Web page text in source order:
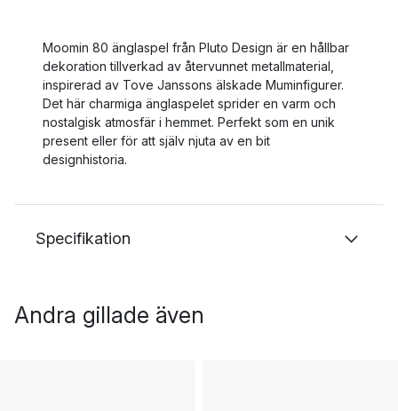
Moomin 80 änglaspel från Pluto Design är en hållbar
dekoration tillverkad av återvunnet metallmaterial,
inspirerad av Tove Janssons älskade Muminfigurer.
Det här charmiga änglaspelet sprider en varm och
nostalgisk atmosfär i hemmet. Perfekt som en unik
present eller för att själv njuta av en bit
designhistoria.
Specifikation
Andra gillade även